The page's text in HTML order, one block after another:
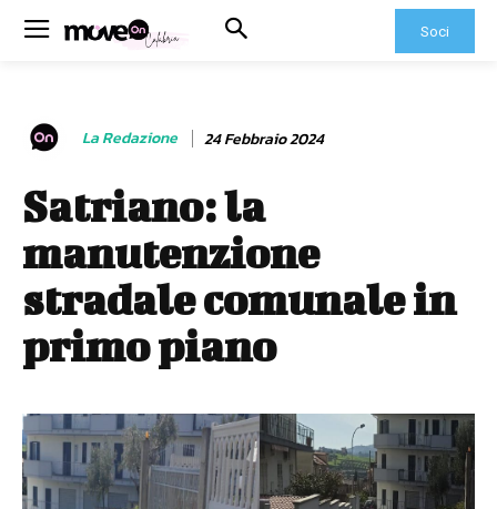
Soci
La Redazione 24 Febbraio 2024
Satriano: la
manutenzione
stradale comunale in
primo piano